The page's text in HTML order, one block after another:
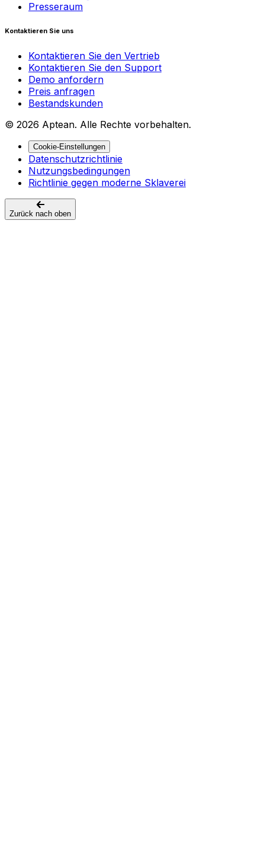
Presseraum
Kontaktieren Sie uns
Kontaktieren Sie den Vertrieb
Kontaktieren Sie den Support
Demo anfordern
Preis anfragen
Bestandskunden
© 2026 Aptean. Alle Rechte vorbehalten.
Cookie-Einstellungen
Datenschutzrichtlinie
Nutzungsbedingungen
Richtlinie gegen moderne Sklaverei
Zurück nach oben